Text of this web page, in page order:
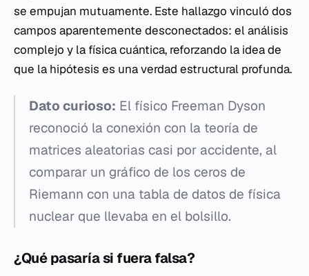
se empujan mutuamente. Este hallazgo vinculó dos
campos aparentemente desconectados: el análisis
complejo y la física cuántica, reforzando la idea de
que la hipótesis es una verdad estructural profunda.
Dato curioso: El físico Freeman Dyson
reconoció la conexión con la teoría de
matrices aleatorias casi por accidente, al
comparar un gráfico de los ceros de
Riemann con una tabla de datos de física
nuclear que llevaba en el bolsillo.
¿Qué pasaría si fuera falsa?